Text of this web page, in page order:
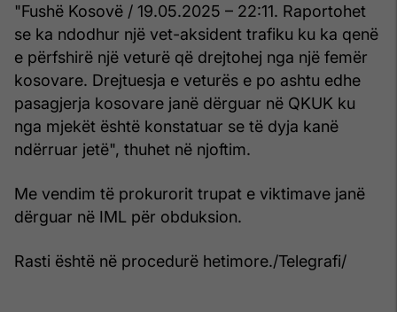
"Fushë Kosovë / 19.05.2025 – 22:11. Raportohet
se ka ndodhur një vet-aksident trafiku ku ka qenë
e përfshirë një veturë që drejtohej nga një femër
kosovare. Drejtuesja e veturës e po ashtu edhe
pasagjerja kosovare janë dërguar në QKUK ku
nga mjekët është konstatuar se të dyja kanë
ndërruar jetë", thuhet në njoftim.
Me vendim të prokurorit trupat e viktimave janë
dërguar në IML për obduksion.
Rasti është në procedurë hetimore./Telegrafi/